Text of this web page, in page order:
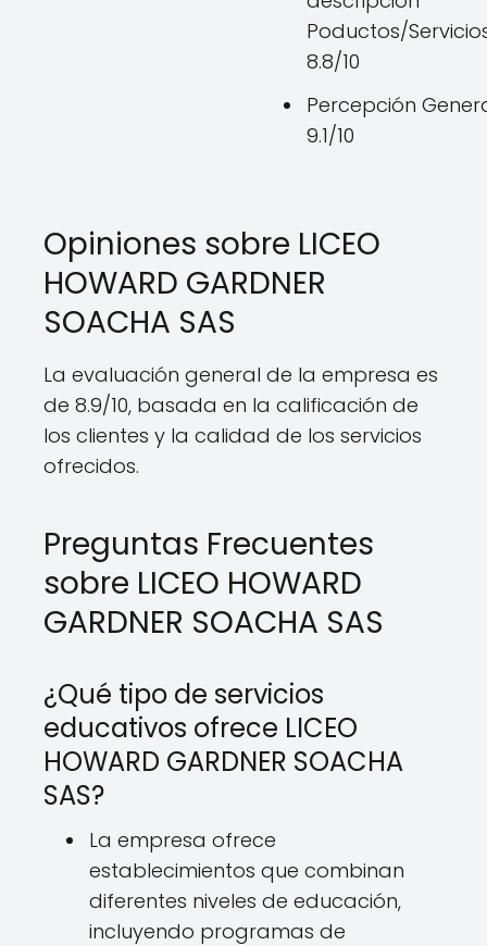
Poductos/
8.8/10
Percepción
9.1/10
Opiniones sobre LICEO
HOWARD GARDNER
SOACHA SAS
La evaluación general de la empresa es
de 8.9/10, basada en la calificación de
los clientes y la calidad de los servicios
ofrecidos.
Preguntas Frecuentes
sobre LICEO HOWARD
GARDNER SOACHA SAS
¿Qué tipo de servicios
educativos ofrece LICEO
HOWARD GARDNER SOACHA
SAS?
La empresa ofrece
establecimientos que combinan
diferentes niveles de educación,
incluyendo programas de